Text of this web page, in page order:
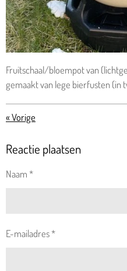
Fruitschaal/bloempot van
gemaakt van lege bierfusten (in
«Vorige
Reactie plaatsen
Naam *
E-mailadres *